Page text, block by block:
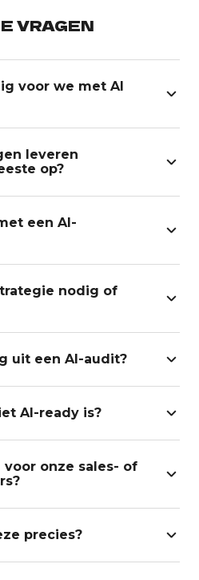
VRAGEN
voor we met AI
leveren
op?
een AI-
nodig of
uit een AI-audit?
AI-ready is?
voor onze sales- of
precies?